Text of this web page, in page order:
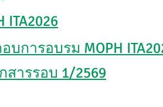
ITA2026
บการอบรม MOPH
สารรอบ 1/2569